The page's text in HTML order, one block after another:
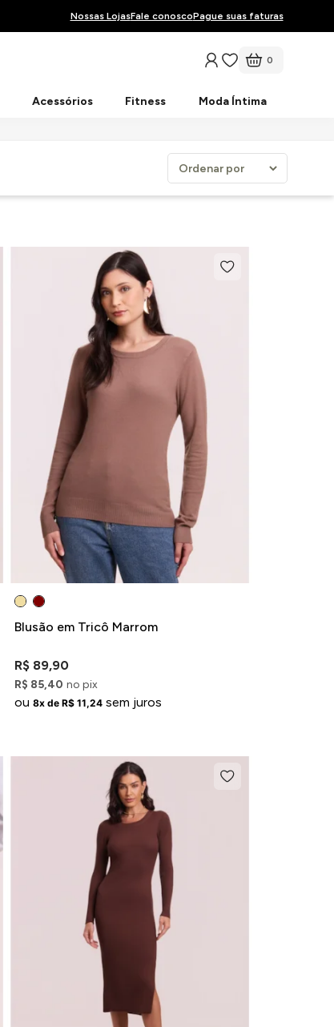
Nossas LojasFale conoscoPague suas faturas
0
Acessórios Fitness Moda Íntima
Blusão em Tricô Marrom
R$ 89,90
R$ 85,40 no pix
ou8x de R$ 11,24 sem juros